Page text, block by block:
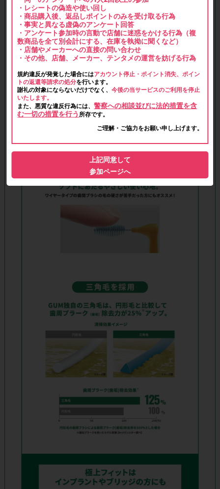
・レシートの偽造や使い回し
・商品購入後、返品しポイントのみを受け取る行為
・事実と異なる虚偽のアンケート回答
・アンケート参加時の言動で店舗に迷惑をかける行為（複
数商品を全て別会計にする、在庫を執拗に聞くなど）
・店舗やメーカーへの直接の問い合わせ
・その他、店舗、メーカー、テンタメの運営を妨げる行為
規約違反が発覚した場合にはアカウント停止・ポイント消失、ポイン
トの返還等請求の処分を行います。
謝礼の対象にならないだけでなく、今後の当サービスのご利用を停止
いたします。
また、悪質な違反行為には、警察への相談並びに法的措置を含
む一切の措置を行う 所存です。
ご理解・ご協力をお願い申し上げます。
上記同意して
参加ページへ